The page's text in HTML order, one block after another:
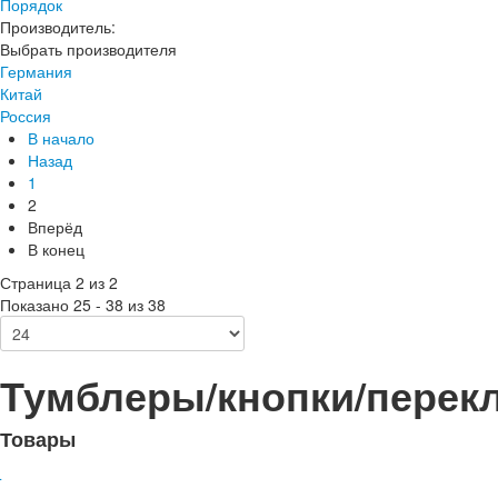
Порядок
Производитель:
Выбрать производителя
Германия
Китай
Россия
В начало
Назад
1
2
Вперёд
В конец
Страница 2 из 2
Показано 25 - 38 из 38
Тумблеры/кнопки/
Товары